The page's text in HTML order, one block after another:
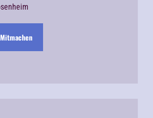
Mitmachen